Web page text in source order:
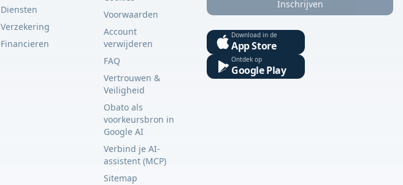
Diensten
Verzekering
Financieren
Voorwaarden
Account
verwijderen
FAQ
Vertrouwen &
Veiligheid
Obato als
voorkeursbron in
Google AI
Verbind je AI-
assistent (MCP)
Sitemap
Inschrijven
Download in de
App Store
Ontdek op
Google Play